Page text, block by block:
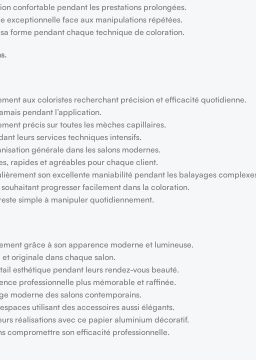
confortable pendant les prestations prolongées.
exceptionnelle face aux manipulations répétées.
forme pendant chaque technique de coloration.
aux coloristes recherchant précision et efficacité quotidienne.
pendant l’application.
précis sur toutes les mèches capillaires.
leurs services techniques intensifs.
générale dans les salons modernes.
rapides et agréables pour chaque client.
son excellente maniabilité pendant les balayages
progresser facilement dans la coloration.
simple à manipuler quotidiennement.
grâce à son apparence moderne et lumineuse.
originale dans chaque salon.
esthétique pendant leurs rendez-vous beauté.
professionnelle plus mémorable et raffinée.
moderne des salons contemporains.
utilisant des accessoires aussi élégants.
réalisations avec ce papier aluminium décoratif.
compromettre son efficacité professionnelle.